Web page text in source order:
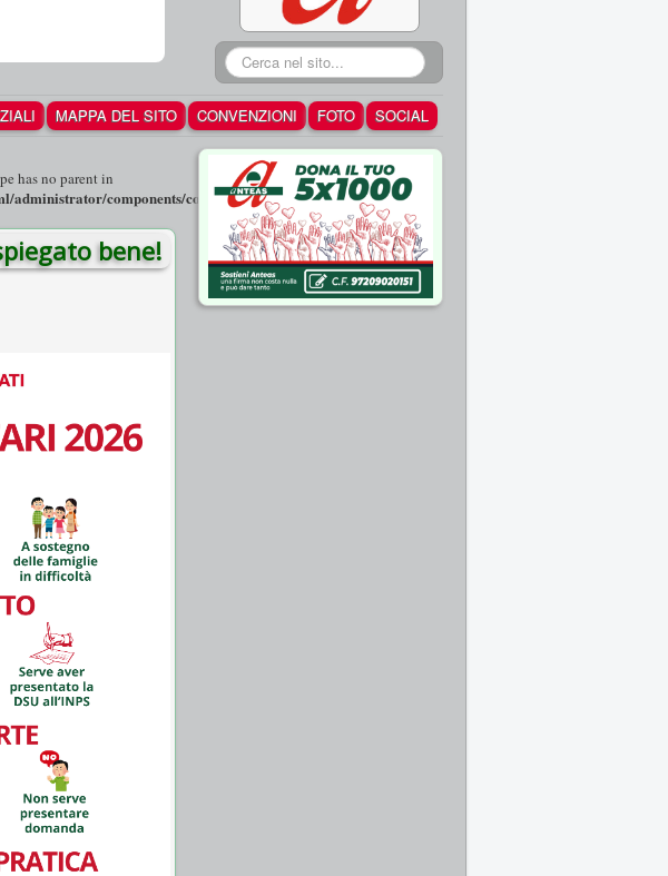
Cerca...
MAPPA DEL SITO CONVENZIONI FOTO SOCIAL
has no parent in
components/com_fields/helpers/fields.php
bene!